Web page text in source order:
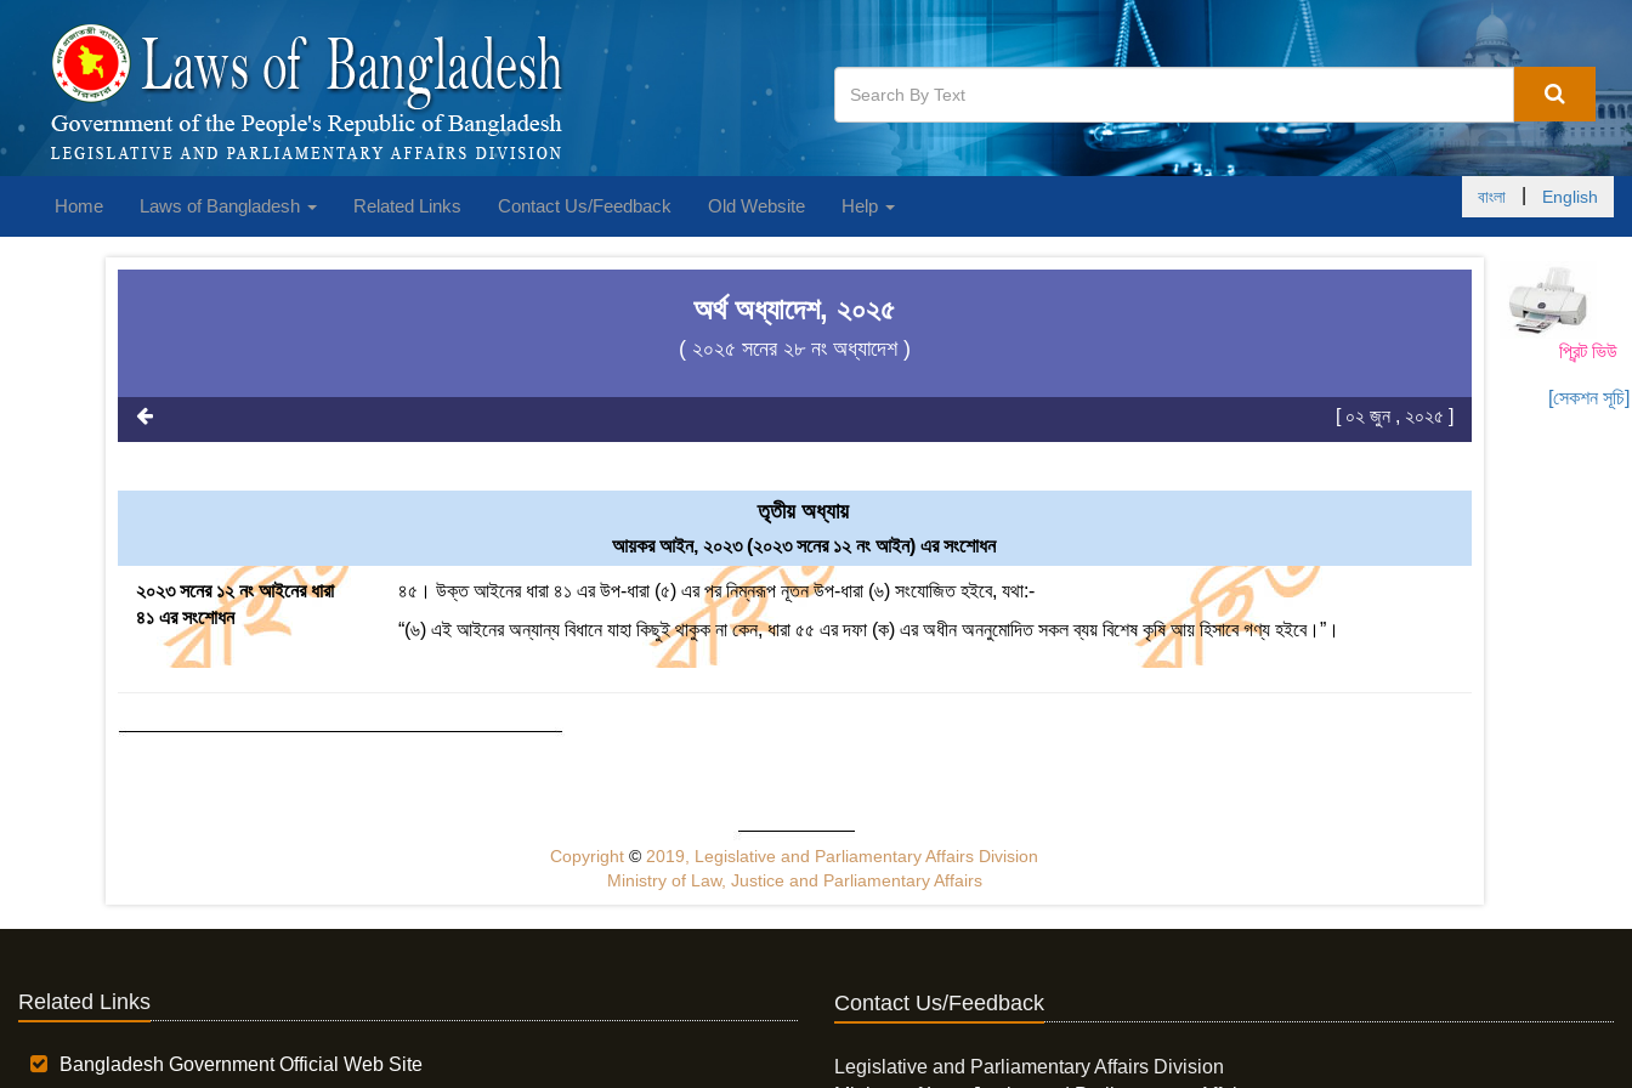
Home Laws of Bangladesh Related Links Contact Us/Feedback Old Website Help বাংলা English
প্রিন্ট ভিউ
[সেকশন সূচি]
অর্থ অধ্যাদেশ, ২০২৫
( ২০২৫ সনের ২৮ নং অধ্যাদেশ )
[ ০২ জুন , ২০২৫ ]
তৃতীয় অধ্যায়
আয়কর আইন, ২০২৩ (২০২৩ সনের ১২ নং আইন) এর সংশোধন
২০২৩ সনের ১২ নং আইনের ধারা
৪১ এর সংশোধন
৪৫। উক্ত আইনের ধারা ৪১ এর উপ-ধারা (৫) এর পর নিম্নরূপ নূতন উপ-ধারা (৬) সংযোজিত হইবে, যথা:-
“(৬) এই আইনের অন্যান্য বিধানে যাহা কিছুই থাকুক না কেন, ধারা ৫৫ এর দফা (ক) এর অধীন অননুমোদিত সকল ব্যয় বিশেষ কৃষি আয় হিসাবে গণ্য হইবে।”।
Copyright© 2019, Legislative and Parliamentary Affairs Division
Ministry of Law, Justice and Parliamentary Affairs
Related Links
Bangladesh Government Official Web Site
Contact Us/Feedback
Legislative and Parliamentary Affairs Division